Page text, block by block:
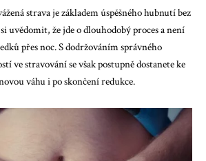
strava je základem úspěšného hubnutí bez
uvědomit, že jde o dlouhodobý proces a není
přes noc. S dodržováním správného
ve stravování se však postupně dostanete ke
váhu i po skončení redukce.